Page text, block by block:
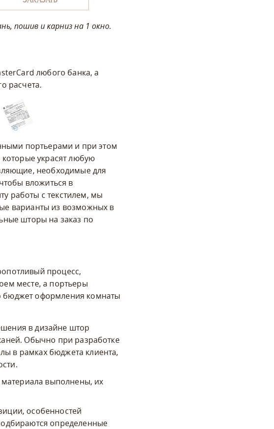
пошив и карниз на 1 окно.
любого банка, а
расчета.
портьерами и при этом
украсят любую
необходимые для
вложиться в
работы с текстилем, мы
варианты из возможных в
шторы на заказ по
процесс,
месте, а портьеры
оформления комнаты
в дизайне штор
Обычно при разработке
в рамках бюджета клиента,
материала выполнены, их
особенностей
определенные